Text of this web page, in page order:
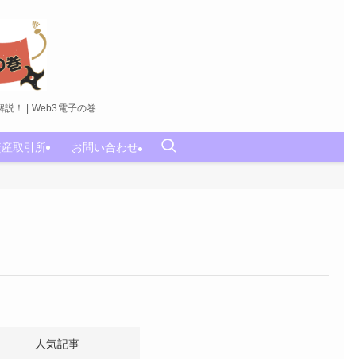
！ | Web3電子の巻
取引所 お問い合わせ
人気記事